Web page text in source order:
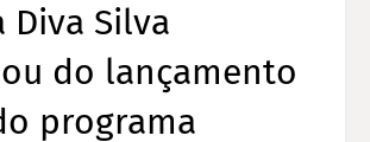
Diva Silva
do lançamento
programa